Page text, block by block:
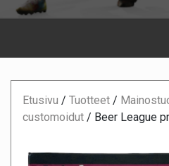
Etusivu / Tuotteet /
customoidut / Beer League